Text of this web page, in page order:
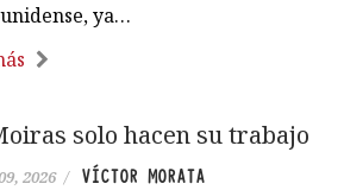
ya…
solo hacen su trabajo
2026 / VÍCTOR MORATA